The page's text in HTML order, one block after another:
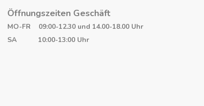
Öffnungszeiten Geschäft
MO-FR 09:00-12.30 und 14.00-18.00 Uhr
SA 10:00-13:00 Uhr